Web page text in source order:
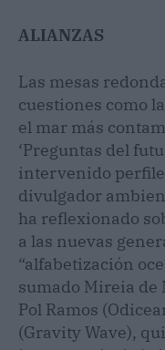
ALIANZAS
Las mesas
cuestiones como
el mar más
‘Preguntas del
intervenido
divulgador
ha reflexionado
a las nuevas
“alfabetización
sumado Mireia de
Pol Ramos
(Gravity Wave),